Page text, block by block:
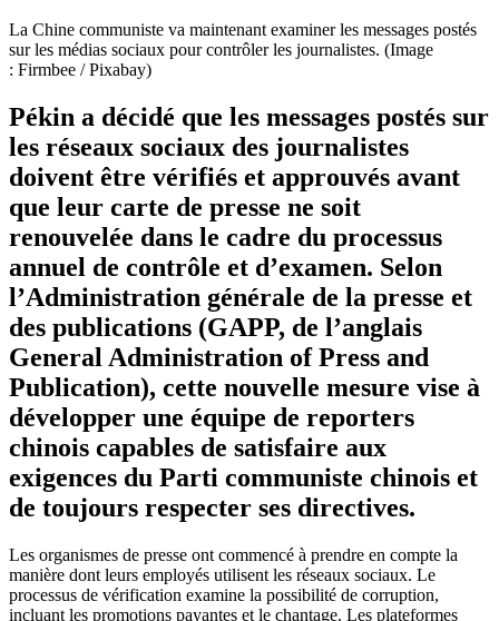
La Chine communiste va maintenant examiner les messages postés
sur les médias sociaux pour contrôler les journalistes. (Image
: Firmbee / Pixabay)
Pékin a décidé que les messages postés sur
les réseaux sociaux des journalistes
doivent être vérifiés et approuvés avant
que leur carte de presse ne soit
renouvelée dans le cadre du processus
annuel de contrôle et d’examen. Selon
l’Administration générale de la presse et
des publications (GAPP, de l’anglais
General Administration of Press and
Publication), cette nouvelle mesure vise à
développer une équipe de reporters
chinois capables de satisfaire aux
exigences du Parti communiste chinois et
de toujours respecter ses directives.
Les organismes de presse ont commencé à prendre en compte la
manière dont leurs employés utilisent les réseaux sociaux. Le
processus de vérification examine la possibilité de corruption,
incluant les promotions payantes et le chantage. Les plateformes